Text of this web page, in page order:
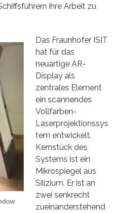
ihre Arbeit zu
Das Fraunhofer ISIT
hat für das
neuartige AR-
Display als
zentrales Element
ein scannendes
Vollfarben-
Laserprojektionssys
tem entwickelt.
Kernstück des
Systems ist ein
Mikrospiegel aus
Silizium. Er ist an
zwei senkrecht
zueinanderstehend